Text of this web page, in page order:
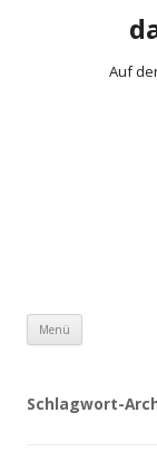
Auf
Menü
Schlagwort-